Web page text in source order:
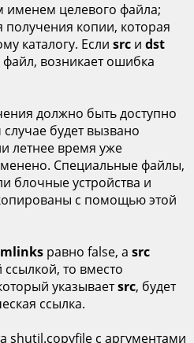
целевого файла;
получения копии, которая
каталогу. Если srcи dst
возникает ошибка
должно быть доступно
будет вызвано
летнее время уже
Специальные файлы,
блочные устройства и
с помощью этой
равно false, а src
то вместо
указываетsrc, будет
ссылка.
shutil.copyfile с аргументами